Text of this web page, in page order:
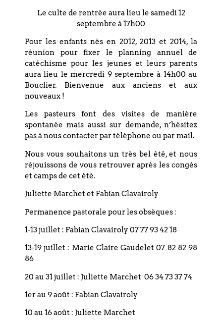
+ Ajouter à mon Agenda Google
Suivant
Coordonnées
Eglise réformée du Bouclier
Le culte de rentrée aura lieu le samedi 12
septembre à 17h00
Pour les enfants nés en 2012, 2013 et 2014, la
réunion pour fixer le planning annuel de
catéchisme pour les jeunes et leurs parents
aura lieu le mercredi 9 septembre à 14h00 au
Bouclier. Bienvenue aux anciens et aux
nouveaux !
Les pasteurs font des visites de manière
spontanée mais aussi sur demande, n’hésitez
pas à nous contacter par téléphone ou par mail.
Nous vous souhaitons un très bel été, et nous
réjouissons de vous retrouver après les congés
et camps de cet été.
Juliette Marchet et Fabian Clavairoly
Permanence pastorale pour les obsèques :
1-13 juillet : Fabian Clavairoly 07 77 93 42 18
13-19 juillet : Marie Claire Gaudelet 07 82 82 98
86
20 au 31 juillet : Juliette Marchet 06 34 73 37 74
1er au 9 août : Fabian Clavairoly
10 au 16 août : Juliette Marchet